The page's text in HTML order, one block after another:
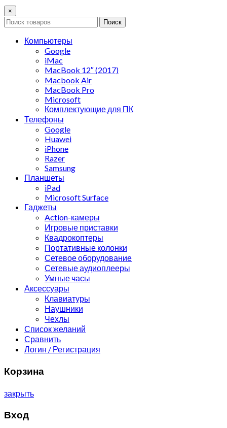
×
Поиск
Компьютеры
Google
iMac
MacBook 12″ (2017)
Macbook Air
MacBook Pro
Microsoft
Комплектующие для ПК
Телефоны
Google
Huawei
iPhone
Razer
Samsung
Планшеты
iPad
Microsoft Surface
Гаджеты
Action-камеры
Игровые приставки
Квадрокоптеры
Портативные колонки
Сетевое оборудование
Сетевые аудиоплееры
Умные часы
Аксессуары
Клавиатуры
Наушники
Чехлы
Список желаний
Сравнить
Логин / Регистрация
Корзина
закрыть
Вход